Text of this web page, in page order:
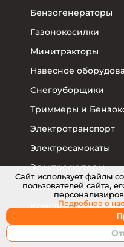
Бензогенераторы
Газонокосилки
Минитракторы
Навесное
Снегоуборщики
Триммеры и
Электротранспорт
Электросамокаты
Электроскутеры
Электровелосипеды
Комплектующие для
Cайт использует файлы
пользователей сайта,
Подробнее о